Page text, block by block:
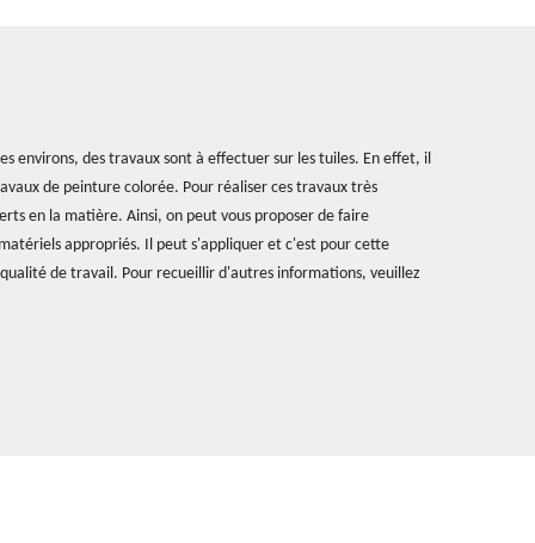
environs, des travaux sont à effectuer sur les tuiles. En effet, il
de peinture colorée. Pour réaliser ces travaux très
en la matière. Ainsi, on peut vous proposer de faire
appropriés. Il peut s'appliquer et c'est pour cette
de travail. Pour recueillir d'autres informations, veuillez